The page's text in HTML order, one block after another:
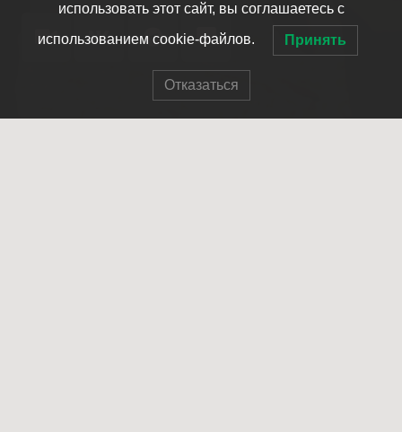
использовать этот сайт, вы соглашаетесь с
использованием cookie-файлов. Принять
Отказаться